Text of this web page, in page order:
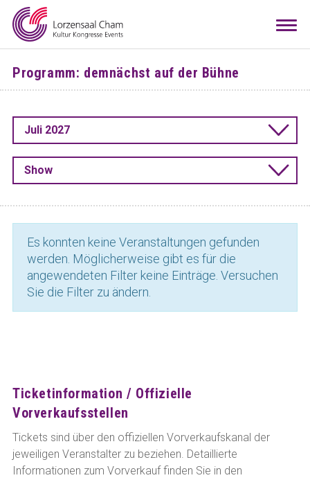
Mieten
Besuchen
Infos
Kontakt Anreise Downloads Raumkonfigurator DE EN
Programm: demnächst auf der Bühne
Juli 2027
Show
Es konnten keine Veranstaltungen gefunden
werden. Möglicherweise gibt es für die
angewendeten Filter keine Einträge. Versuchen
Sie die Filter zu ändern.
Ticketinformation / Offizielle
Vorverkaufsstellen
Tickets sind über den offiziellen Vorverkaufskanal der
jeweiligen Veranstalter zu beziehen. Detaillierte
Informationen zum Vorverkauf finden Sie in den